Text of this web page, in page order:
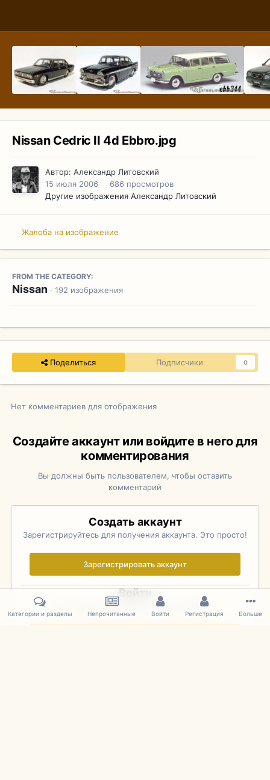
Nissan Cedric II 4d Ebbro.jpg
Автор: Александр Литовский
15 июля 2006
686 просмотров
Другие изображения Александр Литовский
Жалоба на изображение
FROM THE CATEGORY:
Nissan · 192 изображения
Поделиться Подписчики 0
Нет комментариев для отображения
Создайте аккаунт или войдите в него для
комментирования
Вы должны быть пользователем, чтобы оставить
комментарий
Создать аккаунт
Зарегистрируйтесь для получения аккаунта. Это просто!
Зарегистрировать аккаунт
Войти
Уже зарегистрированы? Войдите здесь.
Категории и разделы Непрочитанные Войти Регистрация Больше